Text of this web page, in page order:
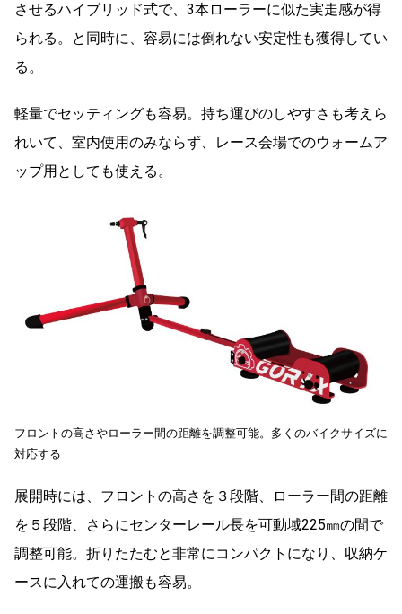
させるハイブリッド式で、3本ローラーに似た実走感が得
られる。と同時に、容易には倒れない安定性も獲得してい
る。
軽量でセッティングも容易。持ち運びのしやすさも考えら
れいて、室内使用のみならず、レース会場でのウォームア
ップ用としても使える。
フロントの高さやローラー間の距離を調整可能。多くのバイクサイズに
対応する
展開時には、フロントの高さを３段階、ローラー間の距離
を５段階、さらにセンターレール長を可動域225㎜の間で
調整可能。折りたたむと非常にコンパクトになり、収納ケ
ースに入れての運搬も容易。